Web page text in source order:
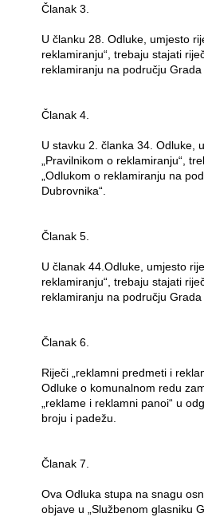
Članak 3.
U članku 28. Odluke, umjesto
reklamiranju“, trebaju stajati
reklamiranju na području Grada
Članak 4.
U stavku 2. članka 34. Odluke,
„Pravilnikom o reklamiranju“,
„Odlukom o reklamiranju na
Dubrovnika“.
Članak 5.
U članak 44.Odluke, umjesto
reklamiranju“, trebaju stajati
reklamiranju na području Grada
Članak 6.
Riječi „reklamni predmeti i
Odluke o komunalnom redu
„reklame i reklamni panoi“ u
broju i padežu.
Članak 7.
Ova Odluka stupa na snagu
objave u „Službenom glasniku